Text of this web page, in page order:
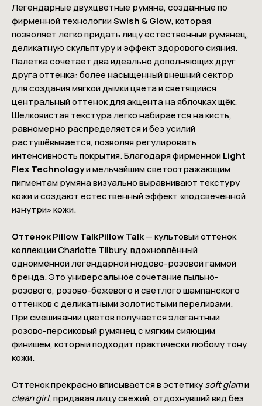
Легендарные двухцветные румяна, созданные по
фирменной технологииSwish & Glow, которая
позволяет легко придать лицу естественный румянец,
деликатную скульптуру и эффект здорового сияния.
Палетка сочетает два идеально дополняющих друг
друга оттенка: более насыщенный внешний сектор
для создания мягкой дымки цвета и светящийся
центральный оттенок для акцента на яблочках щёк.
Шелковистая текстура легко набирается на кисть,
равномерно распределяется и без усилий
растушёвывается, позволяя регулировать
интенсивность покрытия. Благодаря фирменнойLight
Flex Technologyи мельчайшим светоотражающим
пигментам румяна визуально выравнивают текстуру
кожи и создают естественный эффект «подсвеченной
изнутри» кожи.
Оттенок Pillow TalkPillow Talk— культовый оттенок
коллекции Charlotte Tilbury, вдохновлённый
одноимённой легендарной нюдово-розовой гаммой
бренда. Это универсальное сочетание пыльно-
розового, розово-бежевого и светлого шампанского
оттенков с деликатными золотистыми переливами.
При смешивании цветов получается элегантный
розово-персиковый румянец с мягким сияющим
финишем, который подходит практически любому тону
кожи.
Оттенок прекрасно вписывается в эстетикуsoft glamи
clean girl, придавая лицу свежий, отдохнувший вид без